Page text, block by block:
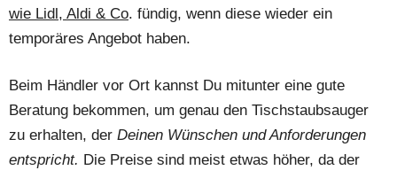
wie Lidl, Aldi & Co. fündig, wenn diese wieder ein
temporäres Angebot haben.
Beim Händler vor Ort kannst Du mitunter eine gute
Beratung bekommen, um genau den Tischstaubsauger
zu erhalten, der Deinen Wünschen und Anforderungen
entspricht. Die Preise sind meist etwas höher, da der